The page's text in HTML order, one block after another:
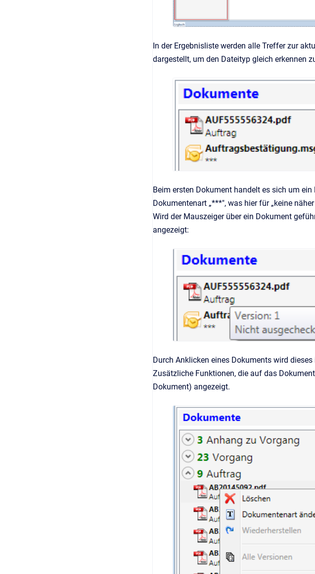
In der Ergebnisliste werden alle Treffer zur
dargestellt, um den Dateityp gleich erkennen
Beim ersten Dokument handelt es sich um
Dokumentenart „***", was hier für „keine
Wird der Mauszeiger über ein Dokument
angezeigt:
Durch Anklicken eines Dokuments wird
Zusätzliche Funktionen, die auf das
Dokument) angezeigt.